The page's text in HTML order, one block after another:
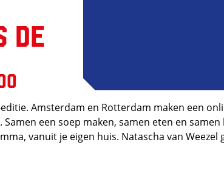
de
editie. Amsterdam en Rotterdam maken een
een soep maken, samen eten en samen
vanuit je eigen huis. Natascha van Weezel